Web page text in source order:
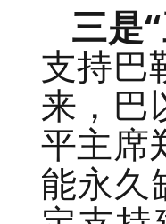
三是
支持巴
来，巴
平主席
能永久